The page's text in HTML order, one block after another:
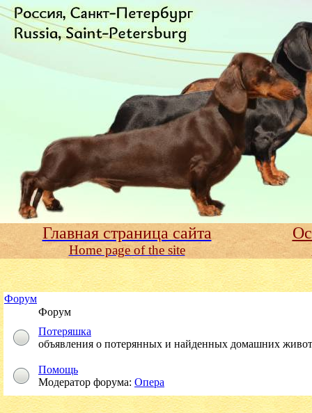
Главная страница сайта
Home page of the site
Форум
Форум
Потеряшка
объявления о потерянных и найденных домашних
Помощь
Модератор форума: Опера